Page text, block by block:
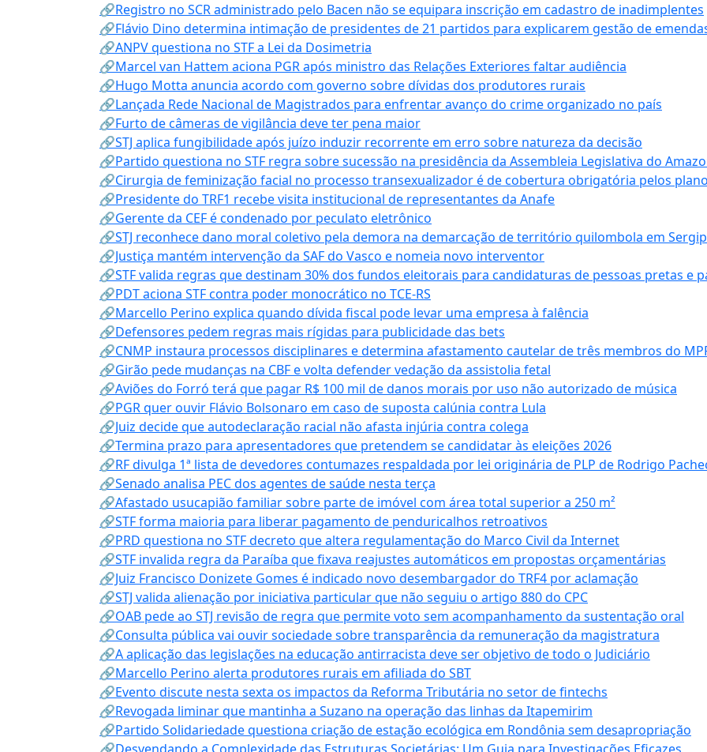
🔗Registro no SCR administrado pelo Bacen não se equipara inscrição em cadastro de inadimplentes
🔗Flávio Dino determina intimação de presidentes de 21 partidos para explicarem gestão de
🔗ANPV questiona no STF a Lei da Dosimetria
🔗Marcel van Hattem aciona PGR após ministro das Relações Exteriores faltar audiência
🔗Hugo Motta anuncia acordo com governo sobre dívidas dos produtores rurais
🔗Lançada Rede Nacional de Magistrados para enfrentar avanço do crime organizado no país
🔗Furto de câmeras de vigilância deve ter pena maior
🔗STJ aplica fungibilidade após juízo induzir recorrente em erro sobre natureza da decisão
🔗Partido questiona no STF regra sobre sucessão na presidência da Assembleia Legislativa do
🔗Cirurgia de feminização facial no processo transexualizador é de cobertura obrigatória pelos
🔗Presidente do TRF1 recebe visita institucional de representantes da Anafe
🔗Gerente da CEF é condenado por peculato eletrônico
🔗STJ reconhece dano moral coletivo pela demora na demarcação de território quilombola em
🔗Justiça mantém intervenção da SAF do Vasco e nomeia novo interventor
🔗STF valida regras que destinam 30% dos fundos eleitorais para candidaturas de pessoas pretas e
🔗PDT aciona STF contra poder monocrático no TCE-RS
🔗Marcello Perino explica quando dívida fiscal pode levar uma empresa à falência
🔗Defensores pedem regras mais rígidas para publicidade das bets
🔗CNMP instaura processos disciplinares e determina afastamento cautelar de três membros do
🔗Girão pede mudanças na CBF e volta defender vedação da assistolia fetal
🔗Aviões do Forró terá que pagar R$ 100 mil de danos morais por uso não autorizado de música
🔗PGR quer ouvir Flávio Bolsonaro em caso de suposta calúnia contra Lula
🔗Juiz decide que autodeclaração racial não afasta injúria contra colega
🔗Termina prazo para apresentadores que pretendem se candidatar às eleições 2026
🔗RF divulga 1ª lista de devedores contumazes respaldada por lei originária de PLP de Rodrigo
🔗Senado analisa PEC dos agentes de saúde nesta terça
🔗Afastado usucapião familiar sobre parte de imóvel com área total superior a 250 m²
🔗STF forma maioria para liberar pagamento de penduricalhos retroativos
🔗PRD questiona no STF decreto que altera regulamentação do Marco Civil da Internet
🔗STF invalida regra da Paraíba que fixava reajustes automáticos em propostas orçamentárias
🔗Juiz Francisco Donizete Gomes é indicado novo desembargador do TRF4 por aclamação
🔗STJ valida alienação por iniciativa particular que não seguiu o artigo 880 do CPC
🔗OAB pede ao STJ revisão de regra que permite voto sem acompanhamento da sustentação oral
🔗Consulta pública vai ouvir sociedade sobre transparência da remuneração da magistratura
🔗A aplicação das legislações na educação antirracista deve ser objetivo de todo o Judiciário
🔗Marcello Perino alerta produtores rurais em afiliada do SBT
🔗Evento discute nesta sexta os impactos da Reforma Tributária no setor de fintechs
🔗Revogada liminar que mantinha a Suzano na operação das linhas da Itapemirim
🔗Partido Solidariedade questiona criação de estação ecológica em Rondônia sem desapropriação